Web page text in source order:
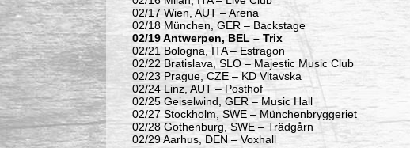
02/17 Wien, AUT – Arena
02/18 München, GER – Backstage
02/19 Antwerpen, BEL – Trix
02/21 Bologna, ITA – Estragon
02/22 Bratislava, SLO – Majestic Music Club
02/23 Prague, CZE – KD Vltavska
02/24 Linz, AUT – Posthof
02/25 Geiselwind, GER – Music Hall
02/27 Stockholm, SWE – Münchenbryggeriet
02/28 Gothenburg, SWE – Trädgårn
02/29 Aarhus, DEN – Voxhall